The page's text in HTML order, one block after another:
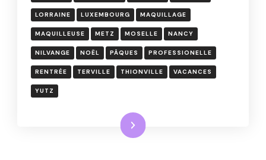
LORRAINE LUXEMBOURG MAQUILLAGE
MAQUILLEUSE METZ MOSELLE NANCY
NILVANGE NOËL PÂQUES PROFESSIONELLE
RENTRÉE TERVILLE THIONVILLE VACANCES
YUTZ
Lire la suite